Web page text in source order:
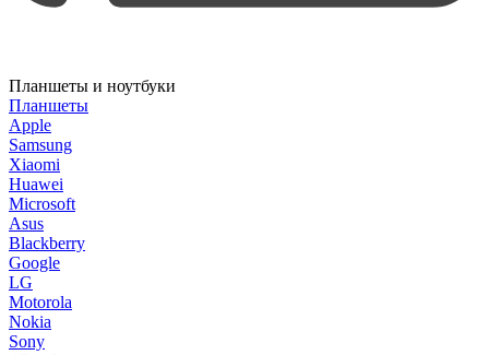
Планшеты и ноутбуки
Планшеты
Apple
Samsung
Xiaomi
Huawei
Microsoft
Asus
Blackberry
Google
LG
Motorola
Nokia
Sony